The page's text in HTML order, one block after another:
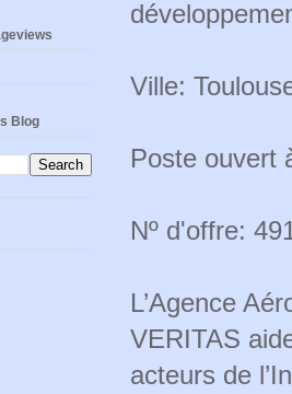
Ville:
Poste
Nº d'offre:
L’Agence
VERITAS
acteurs de
Blog